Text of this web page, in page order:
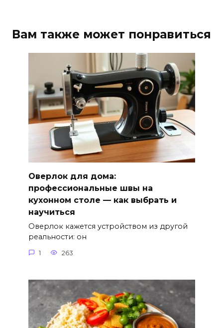
Вам также может понравиться
Оверлок для дома:
профессиональные швы на
кухонном столе — как выбрать и
научиться
Оверлок кажется устройством из другой
реальности: он
1 263